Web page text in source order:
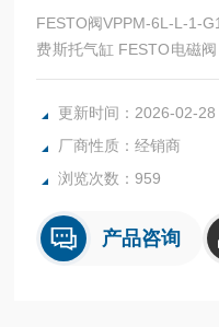
FESTO阀VPPM-6L-L-1-
费斯托气缸 FESTO电磁
滤器 费斯托油雾器
全系列产品大量现货请咨
更新时间：2026-02-28
厂商性质：经销商
浏览次数：959
产品咨询